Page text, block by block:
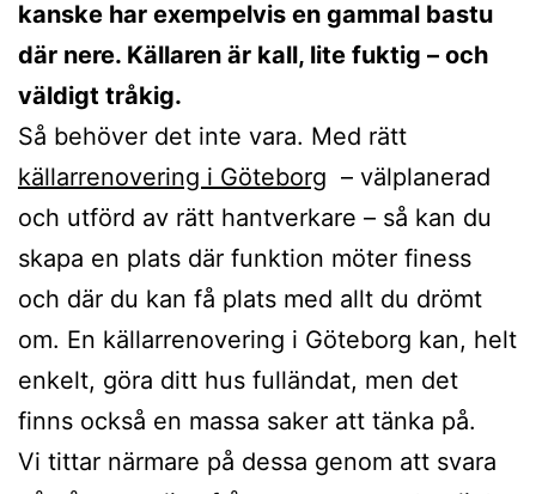
kanske har exempelvis en gammal bastu
där nere. Källaren är kall, lite fuktig – och
väldigt tråkig.
Så behöver det inte vara. Med rätt
källarrenovering i Göteborg – välplanerad
och utförd av rätt hantverkare – så kan du
skapa en plats där funktion möter finess
och där du kan få plats med allt du drömt
om. En källarrenovering i Göteborg kan, helt
enkelt, göra ditt hus fulländat, men det
finns också en massa saker att tänka på.
Vi tittar närmare på dessa genom att svara